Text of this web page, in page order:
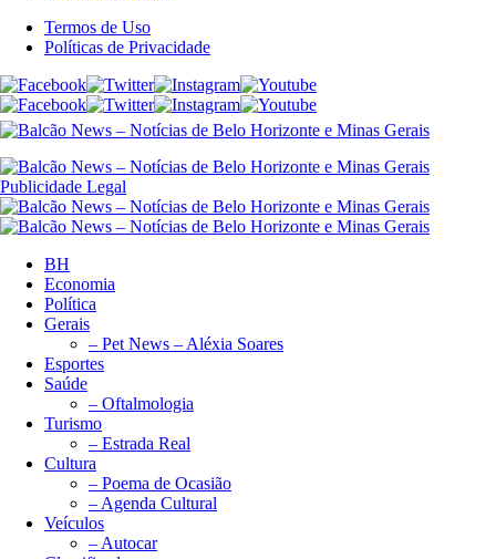
Termos de Uso
Políticas de Privacidade
Publicidade Legal
BH
Economia
Política
Gerais
– Pet News – Aléxia Soares
Esportes
Saúde
– Oftalmologia
Turismo
– Estrada Real
Cultura
– Poema de Ocasião
– Agenda Cultural
Veículos
– Autocar